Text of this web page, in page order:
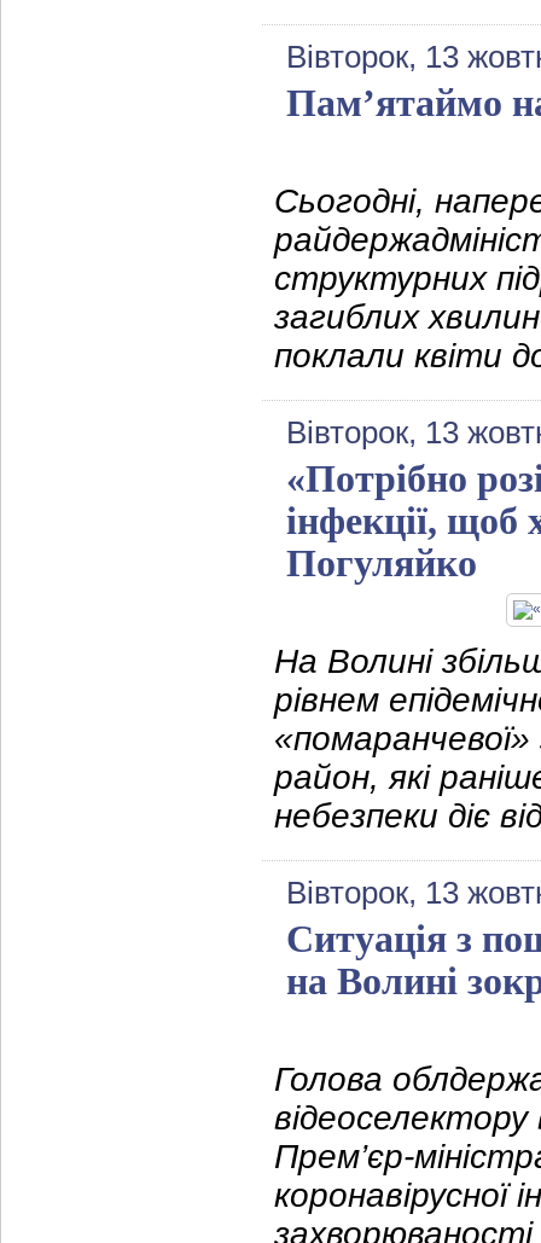
Вівторок, 13
Пам’ятаймо
Сьогодні,
структурних
загиблих
поклали квіти
Вівторок, 13
«Потрібно
інфекції,
Погуляйко
На Волині
рівнем
район, які
небезпеки діє
Вівторок, 13
Ситуація з
на Волині
Голова
відеоселектору
Прем’єр-
коронавірусної
захворюваності